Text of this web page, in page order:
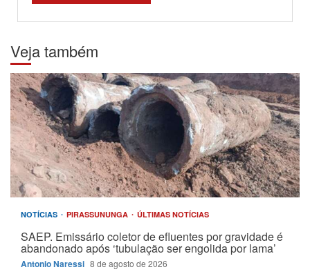
Veja também
NOTÍCIAS PIRASSUNUNGA ÚLTIMAS NOTÍCIAS
SAEP. Emissário coletor de efluentes por gravidade é
abandonado após ‘tubulação ser engolida por lama’
Antonio Naressi 8 de agosto de 2026